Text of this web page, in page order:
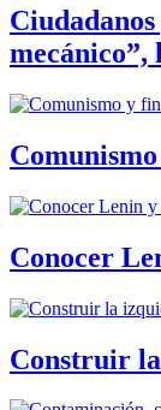
mecánico”,
Conocer
Construir